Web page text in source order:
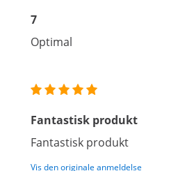
7
Optimal
Fantastisk produkt
Fantastisk produkt
Vis den originale anmeldelse